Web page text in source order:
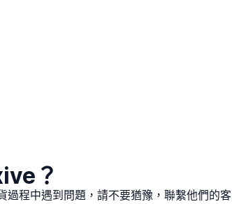
？
過程中遇到問題，請不要猶豫，聯繫他們的客